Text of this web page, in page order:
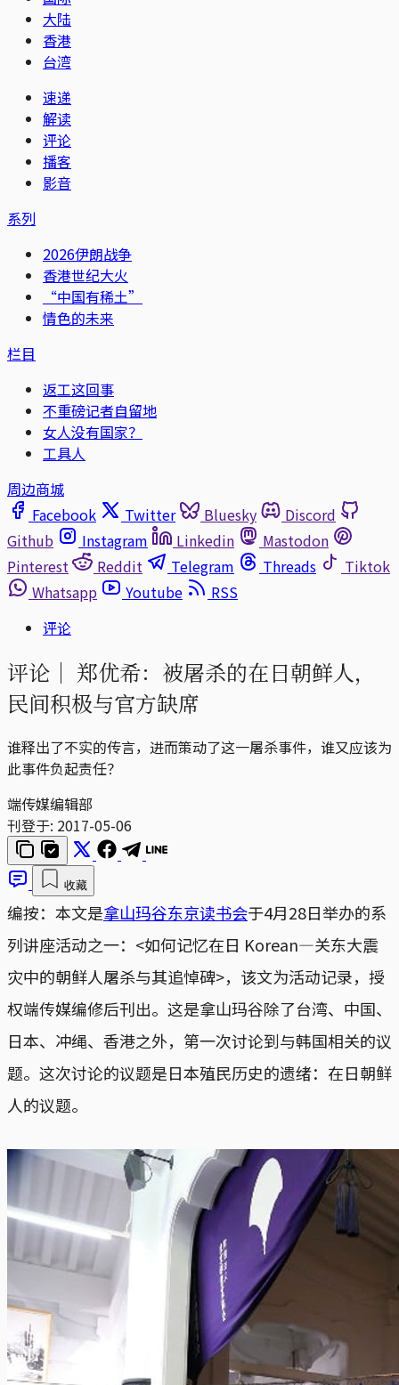
大陆
香港
台湾
速递
解读
评论
播客
影音
系列
2026伊朗战争
香港世纪大火
“中国有稀土”
情色的未来
栏目
返工这回事
不重磅记者自留地
女人没有国家？
工具人
周边商城
Facebook
Twitter Bluesky
Discord
Github
Instagram Linkedin
Mastodon
Pinterest
Reddit Telegram Threads
Tiktok
Whatsapp
Youtube
RSS
评论
评论｜ 郑优希：被屠杀的在日朝鲜人，
民间积极与官方缺席
谁释出了不实的传言，进而策动了这一屠杀事件，谁又应该为
此事件负起责任？
端传媒编辑部
刊登于: 2017-05-06
收藏
编按：本文是拿山玛谷东京读书会于4月28日举办的系
列讲座活动之一：<如何记忆在日 Korean—关东大震
灾中的朝鲜人屠杀与其追悼碑>，该文为活动记录，授
权端传媒编修后刊出。这是拿山玛谷除了台湾、中国、
日本、冲绳、香港之外，第一次讨论到与韩国相关的议
题。这次讨论的议题是日本殖民历史的遗绪：在日朝鲜
人的议题。